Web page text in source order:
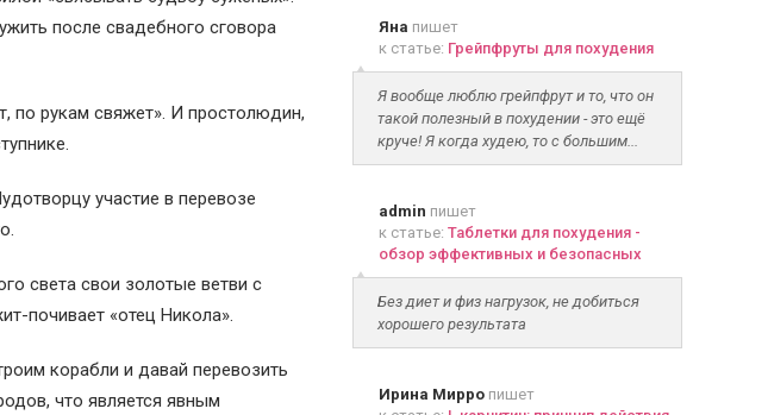
после свадебного сговора
по рукам свяжет». И простолюдин,
участие в перевозе
света свои золотые ветви с
почивает «отец Никола».
корабли и давай перевозить
что является явным
Яна пишет
к статье: Грейпфруты для похудения
Я вообще люблю грейпфрут и то, что он
такой полезный в похудении - это ещё
круче! Я когда худею, то с большим...
admin пишет
к статье: Таблетки для похудения -
обзор эффективных и безопасных
Без диет и физ нагрузок, не добиться
хорошего результата
Ирина Мирропишет